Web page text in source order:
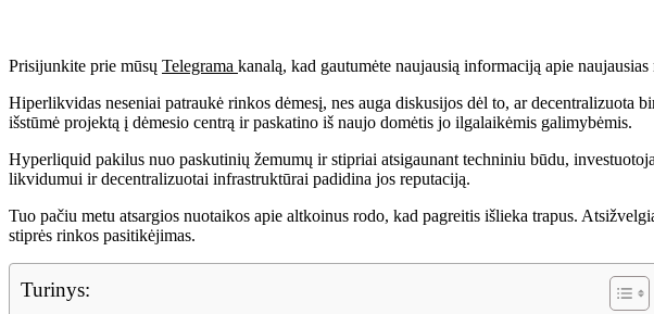
Prisijunkite prie mūsų Telegrama kanalą, kad gautumėte naujausią informaciją apie naujausias
Hiperlikvidas neseniai patraukė rinkos dėmesį, nes auga diskusijos dėl to, ar
išstūmė projektą į dėmesio centrą ir paskatino iš naujo domėtis jo ilgalaikėmis galimybėmis.
Hyperliquid pakilus nuo paskutinių žemumų ir stipriai atsigaunant techniniu būdu,
likvidumui ir decentralizuotai infrastruktūrai padidina jos reputaciją.
Tuo pačiu metu atsargios nuotaikos apie altkoinus rodo, kad pagreitis išlieka trapus.
stiprės rinkos pasitikėjimas.
Turinys: